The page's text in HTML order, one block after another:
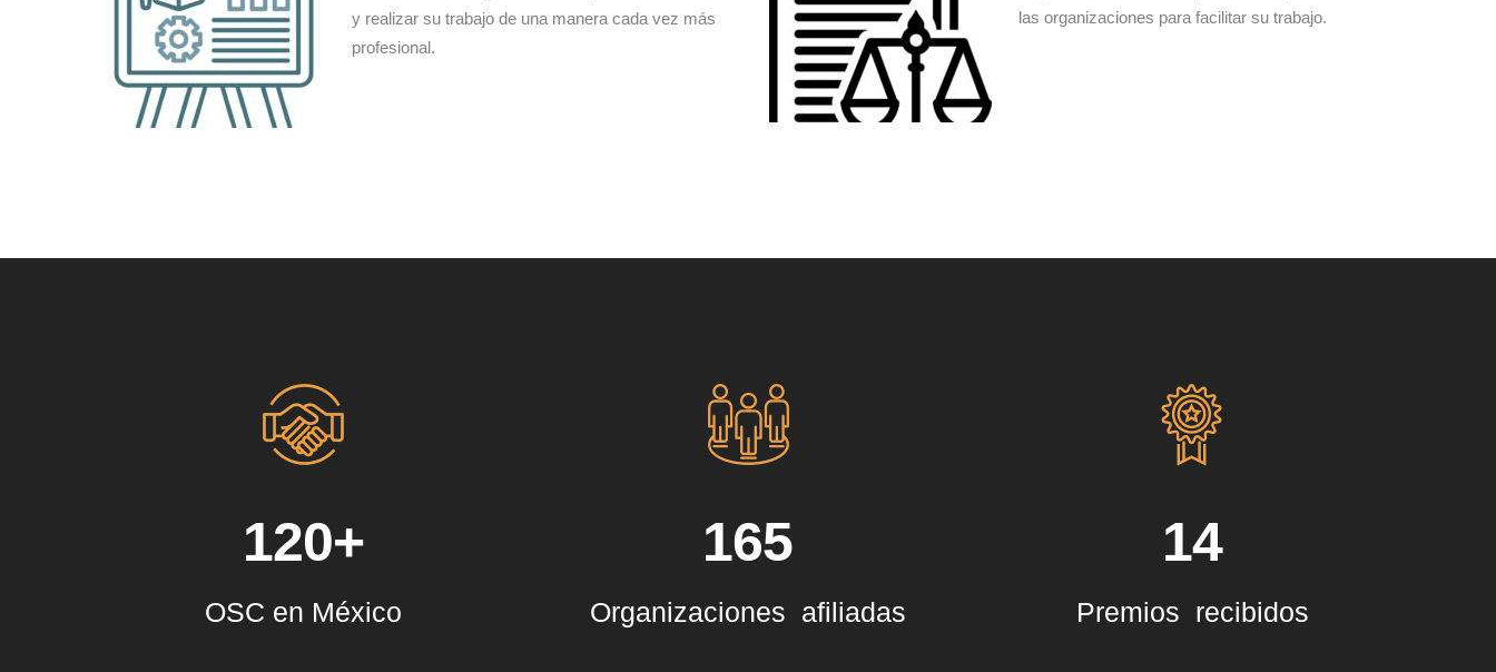
y realizar su trabajo de una manera cada vez más
profesional.
las organizaciones para facilitar su trabajo.
120+
OSC en México
165
Organizaciones afiliadas
14
Premios recibidos